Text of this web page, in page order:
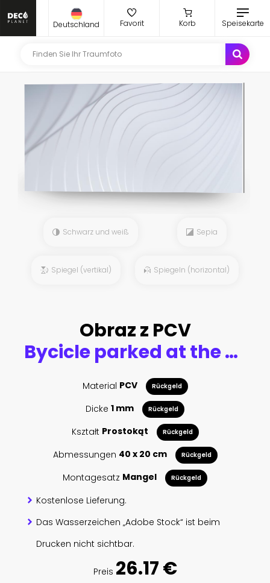
Deutschland Favorit Korb Speisekarte
Schwarz und weiß Sepia
Spiegel (vertikal) Spiegeln (horizontal)
Obraz z PCV
Bycicle parked at the bridge
Material PCV Rückgeld
Dicke 1 mm Rückgeld
Kształt Prostokąt Rückgeld
Abmessungen 40 x 20 cm Rückgeld
Montagesatz Mangel Rückgeld
Kostenlose Lieferung.
Das Wasserzeichen „Adobe Stock“ ist beim
Drucken nicht sichtbar.
Preis 26.17 €